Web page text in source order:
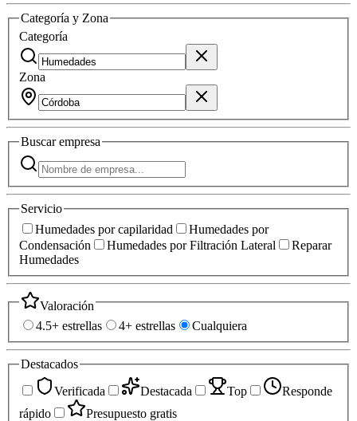
Categoría y Zona
Categoría
Zona
Buscarempresa
Servicio
Humedades por capilaridad
Humedades por
Condensación
Humedades por Filtración Lateral
Reparar
Humedades
Valoración
4.5+ estrellas
4+ estrellas Cualquiera
Destacados
Verificada
Destacada Top
Responde
rápido
Presupuesto gratis